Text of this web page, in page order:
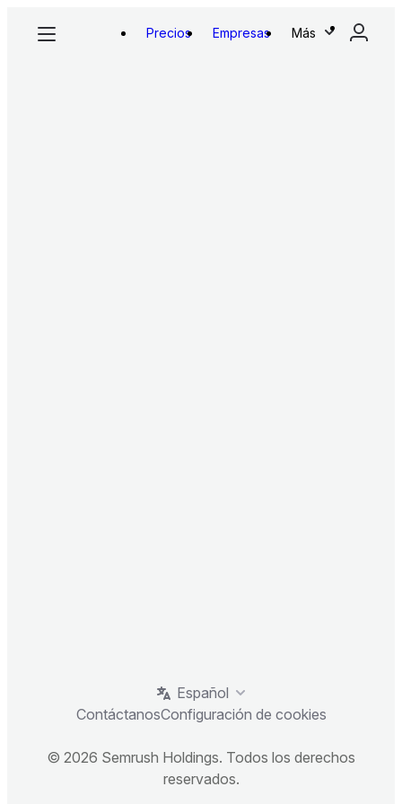
Precios Empresas Más
Español
ContáctanosConfiguración de cookies
© 2026 Semrush Holdings. Todos los derechos
reservados.